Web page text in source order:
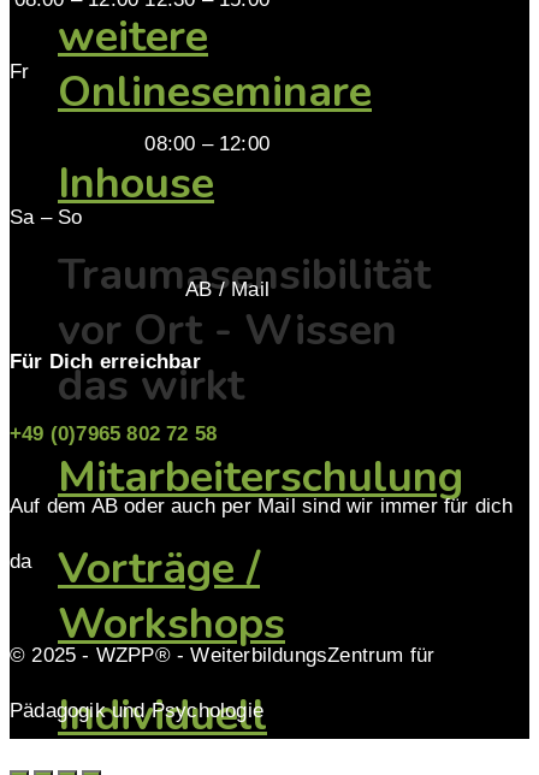
weitere
Onlineseminare
Inhouse
Traumasensibilität
vor Ort - Wissen
das wirkt
Mitarbeiterschulung
Vorträge /
Workshops
Individuell
Fr
08:00 – 12:00
Sa – So
AB / Mail
Für Dich erreichbar
+49 (0)7965 802 72 58
Auf dem AB oder auch per Mail sind wir immer für dich
da
© 2025 - WZPP® - WeiterbildungsZentrum für
Pädagogik und Psychologie